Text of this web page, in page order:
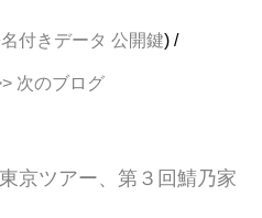
付きデータ 公開鍵) /
次のブログ
京ツアー、第３回鯖乃家